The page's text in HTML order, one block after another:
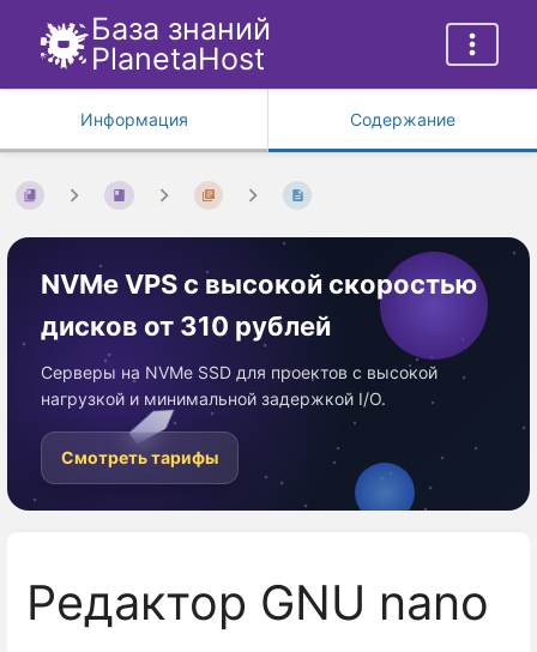
База знаний
PlanetaHost
Информация Содержание
NVMe VPS с высокой скоростью
дисков от 310 рублей
Серверы на NVMe SSD для проектов с высокой
нагрузкой и минимальной задержкой I/O.
Смотреть тарифы
Редактор GNU nano